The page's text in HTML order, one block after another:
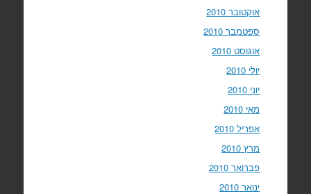
אוקטובר 2010
ספטמבר 2010
אוגוסט 2010
יולי 2010
יוני 2010
מאי 2010
אפריל 2010
מרץ 2010
פברואר 2010
ינואר 2010